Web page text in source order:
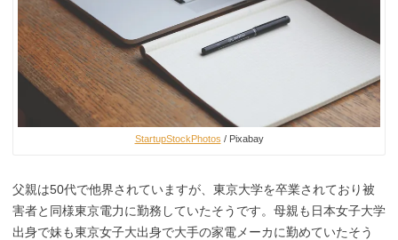
StartupStockPhotos / Pixabay
父親は50代で他界されていますが、東京大学を卒業されており被
害者と同様東京電力に勤務していたそうです。母親も日本女子大学
出身で妹も東京女子大出身で大手の家電メーカに勤めていたそう